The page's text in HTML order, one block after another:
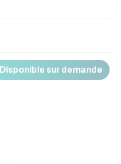
Disponible sur demande